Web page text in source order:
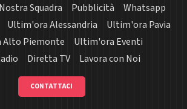
Squadra Pubblicità
Whatsapp
Ultim'ora Alessandria
Ultim'ora Pavia
Piemonte
Ultim'ora Eventi
Diretta TV Lavora con Noi
CONTATTACI